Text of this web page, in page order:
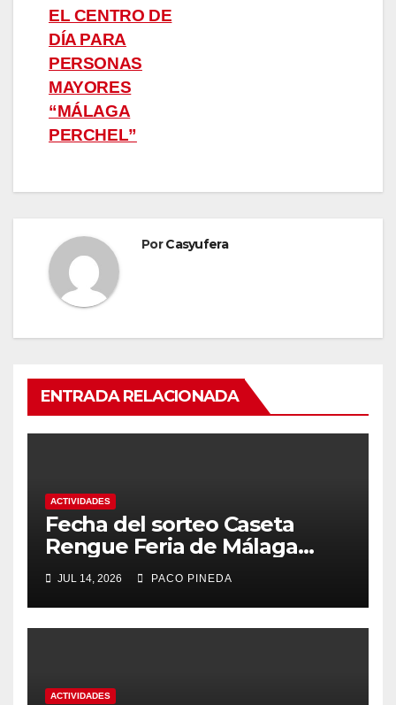
entradas
EL CENTRO DE
DÍA PARA
PERSONAS
MAYORES
“MÁLAGA
PERCHEL”
PorCasyufera
ENTRADA RELACIONADA
ACTIVIDADES
Fecha del sorteo Caseta
Rengue Feria de Málaga
2026
JUL 14, 2026 PACO PINEDA
ACTIVIDADES